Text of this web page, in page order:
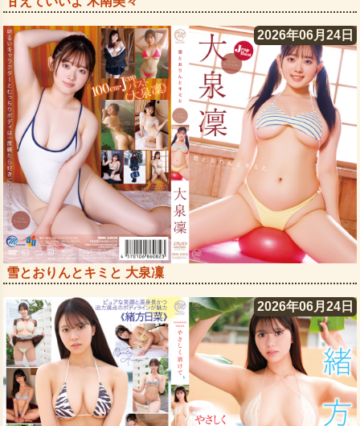
2026年06月24日
雪とおりんとキミと 大泉凜
2026年06月24日